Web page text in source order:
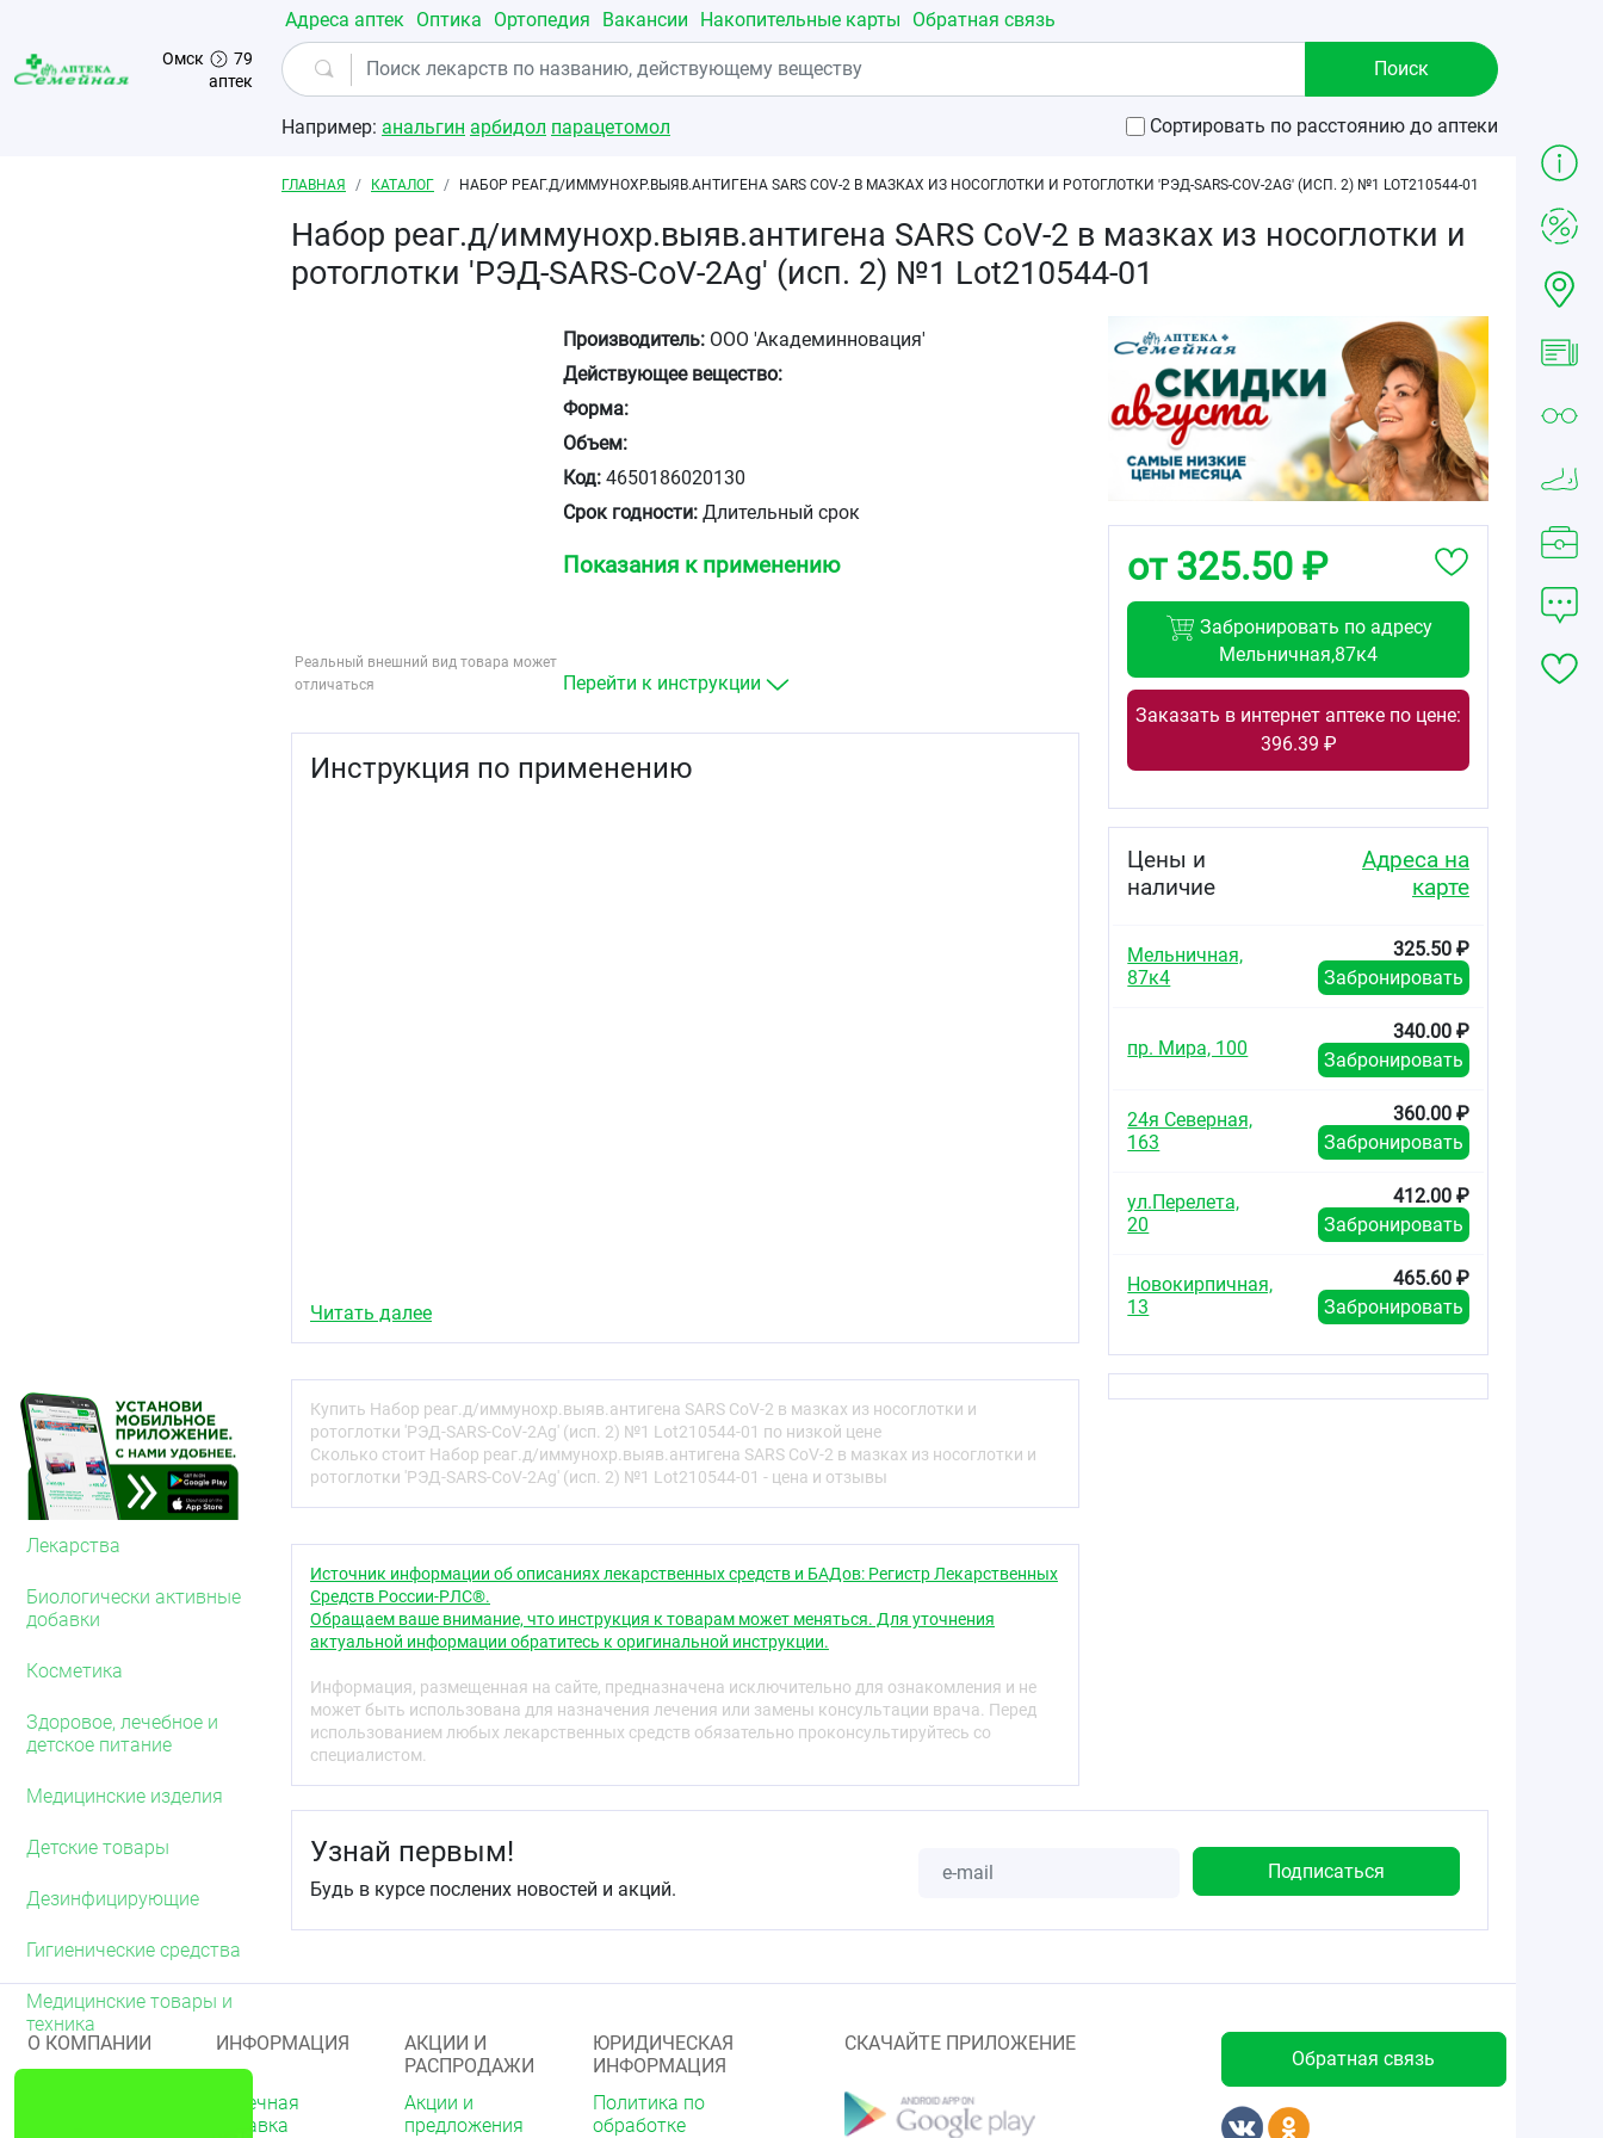
Перейти к основному содержанию
Омск
79
аптек
Адреса аптек Оптика Ортопедия Вакансии Накопительные карты Обратная связь
Например: анальгин арбидол парацетомол Сортировать по расстоянию до аптеки
Лекарства
Биологически активные
добавки
Косметика
Здоровое, лечебное и
детское питание
Медицинские изделия
Детские товары
Дезинфицирующие
Гигиенические средства
Медицинские товары и
техника
Строка навигации
ГЛАВНАЯ КАТАЛОГ НАБОР РЕАГ.Д/ИММУНОХР.ВЫЯВ.АНТИГЕНА SARS COV-2 В МАЗКАХ ИЗ НОСОГЛОТКИ И РОТОГЛОТКИ 'РЭД-SARS-COV-2AG' (ИСП. 2) №1 LOT210544-01
Набор реаг.д/иммунохр.выяв.антигена SARS CoV-2 в мазках из носоглотки и
ротоглотки 'РЭД-SARS-CoV-2Ag' (исп. 2) №1 Lot210544-01
Реальный внешний вид товара может
отличаться
Производитель: ООО 'Академинновация'
Действующее вещество:
Форма:
Объем:
Код: 4650186020130
Срок годности: Длительный срок
Показания к применению
Перейти к инструкции
Инструкция по применению
Читать далее
Купить Набор реаг.д/иммунохр.выяв.антигена SARS CoV-2 в мазках из носоглотки и
ротоглотки 'РЭД-SARS-CoV-2Ag' (исп. 2) №1 Lot210544-01 по низкой цене
Сколько стоит Набор реаг.д/иммунохр.выяв.антигена SARS CoV-2 в мазках из носоглотки и
ротоглотки 'РЭД-SARS-CoV-2Ag' (исп. 2) №1 Lot210544-01 - цена и отзывы
Источник информации об описаниях лекарственных средств и БАДов: Регистр Лекарственных
Средств России-РЛС®.
Обращаем ваше внимание, что инструкция к товарам может меняться. Для уточнения
актуальной информации обратитесь к оригинальной инструкции.
Информация, размещенная на сайте, предназначена исключительно для ознакомления и не
может быть использована для назначения лечения или замены консультации врача. Перед
использованием любых лекарственных средств обязательно проконсультируйтесь со
специалистом.
от 325.50 ₽
Забронировать по адресу
Мельничная,87к4
Заказать в интернет аптеке по цене:
396.39 ₽
Цены и
наличие
Адреса на
карте
Мельничная,
87к4
325.50 ₽
Забронировать
пр. Мира, 100
340.00 ₽
Забронировать
24я Северная,
163
360.00 ₽
Забронировать
ул.Перелета,
20
412.00 ₽
Забронировать
Новокирпичная,
13
465.60 ₽
Забронировать
Узнай первым!
Будь в курсе послених новостей и акций.
О КОМПАНИИ ИНФОРМАЦИЯ
Аптечная
справка
АКЦИИ И
РАСПРОДАЖИ
Акции и
предложения
ЮРИДИЧЕСКАЯ
ИНФОРМАЦИЯ
Политика по
обработке
СКАЧАЙТЕ ПРИЛОЖЕНИЕ
Обратная связь